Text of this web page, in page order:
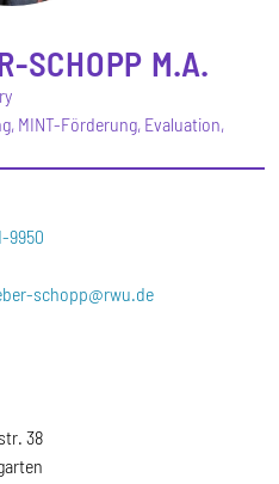
SCHOPP M.A.
MINT-Förderung, Evaluation,
9950
schopp@rwu.de
38